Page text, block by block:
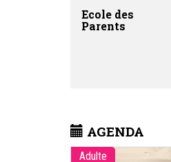
Ecole des
Parents
AGENDA
Adulte